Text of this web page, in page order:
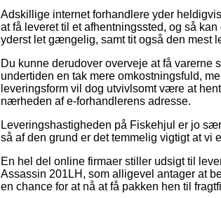
Adskillige internet forhandlere yder
at få leveret til et afhentningssted, og så
yderst let gængelig, samt tit også den mest
Du kunne derudover overveje at få varerne
undertiden en tak mere omkostningsfuld,
leveringsform vil dog utvivlsomt være at
nærheden af e-forhandlerens adresse.
Leveringshastigheden på Fiskehjul er jo
så af den grund er det temmelig vigtigt at vi
En hel del online firmaer stiller udsigt til
Assassin 201LH, som alligevel antager at
en chance for at nå at få pakken hen til